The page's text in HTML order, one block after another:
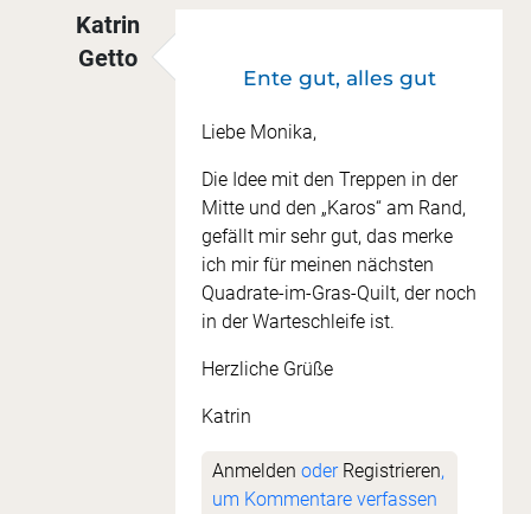
Katrin
Getto
Sockenten im Quadratvon
Ente gut, alles gut
Liebe Monika,
Die Idee mit den Treppen in der
Mitte und den „Karos“ am Rand,
gefällt mir sehr gut, das merke
ich mir für meinen nächsten
Quadrate-im-Gras-Quilt, der noch
in der Warteschleife ist.
Herzliche Grüße
Katrin
Anmelden oder Registrieren,
um Kommentare verfassen